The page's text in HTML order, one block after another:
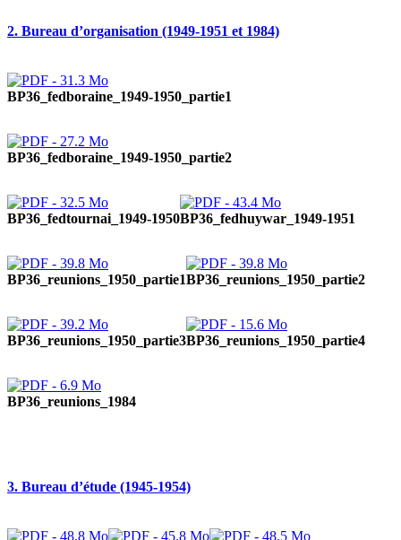
2. Bureau d’organisation (1949-1951 et 1984)
BP36_fedboraine_1949-1950_partie1
BP36_fedboraine_1949-1950_partie2
BP36_fedtournai_1949-1950BP36_fedhuywar_1949-1951
BP36_reunions_1950_partie1BP36_reunions_1950_partie2
BP36_reunions_1950_partie3BP36_reunions_1950_partie4
BP36_reunions_1984
3. Bureau d’étude (1945-1954)